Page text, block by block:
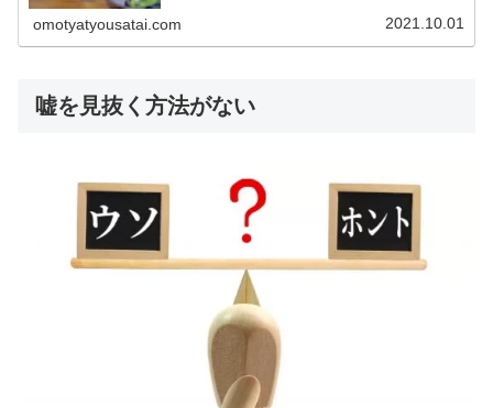
omotyatyousatai.com 2021.10.01
嘘を見抜く方法がない